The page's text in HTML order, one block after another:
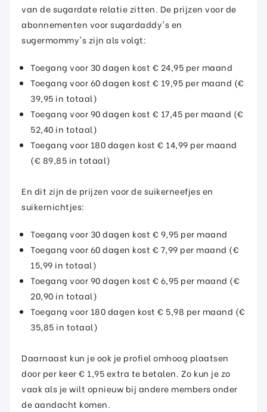
van de sugardate relatie zitten. De prijzen voor de
abonnementen voor sugardaddy's en
sugermommy's zijn als volgt:
Toegang voor 30 dagen kost € 24,95 per maand
Toegang voor 60 dagen kost € 19,95 per maand (€
39,95 in totaal)
Toegang voor 90 dagen kost € 17,45 per maand (€
52,40 in totaal)
Toegang voor 180 dagen kost € 14,99 per maand
(€ 89,85 in totaal)
En dit zijn de prijzen voor de suikerneefjes en
suikernichtjes:
Toegang voor 30 dagen kost € 9,95 per maand
Toegang voor 60 dagen kost € 7,99 per maand (€
15,99 in totaal)
Toegang voor 90 dagen kost € 6,95 per maand (€
20,90 in totaal)
Toegang voor 180 dagen kost € 5,98 per maand (€
35,85 in totaal)
Daarnaast kun je ook je profiel omhoog plaatsen
door per keer € 1,95 extra te betalen. Zo kun je zo
vaak als je wilt opnieuw bij andere members onder
de aandacht komen.